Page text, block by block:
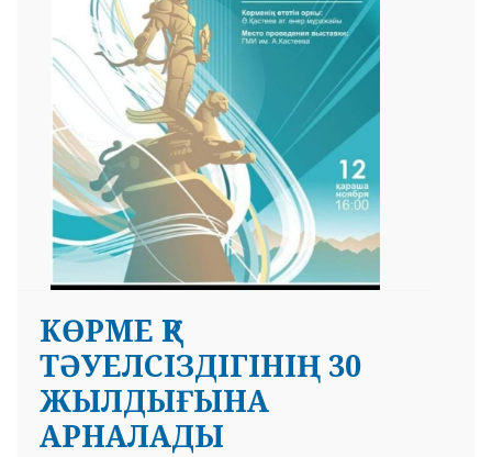
КӨРМЕ ҚР
ТӘУЕЛСІЗДІГІНІҢ 30
ЖЫЛДЫҒЫНА
АРНАЛАДЫ